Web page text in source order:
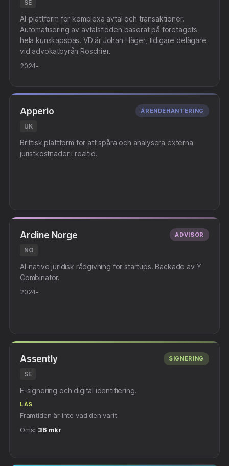
SE
AI-plattform för komplexa avtal och transaktioner.
Automatisering av avtalsflöden baserat på företagets
hela kunskapsbas. VD är Johan Häger, tidigare delägare
vid advokatbyrån Roschier.
2024-
Apperio
UK
ÄRENDEHANTERING
Brittisk plattform för att spåra och analysera externa
juristkostnader i realtid.
Arcline Norge
NO
ADVISOR
AI-native juridisk rådgivning för startups. Backade av Y
Combinator.
2024-
Assently
SE
SIGNERING
E-signering och digital identifiering.
LÄS
Framtiden är inte vad den varit
Oms: 36 mkr